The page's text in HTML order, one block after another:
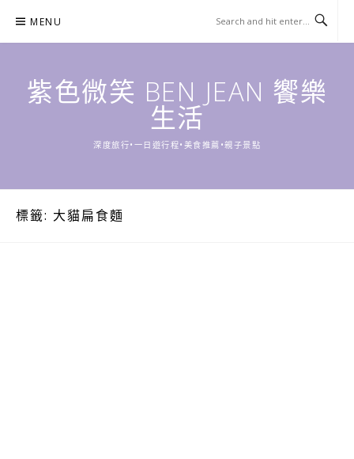
content
MENU
紫色微笑 BEN JEAN 饗樂
生活
深度旅行•一日遊行程•美食推薦•親子景點
標籤: 大貓扁食麵